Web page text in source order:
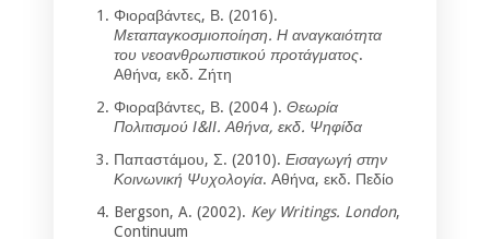
Φιοραβάντες, Β. (2016).
Μεταπαγκοσμιοποίηση. Η αναγκαιότητα
του νεοανθρωπιστικού προτάγματος.
Αθήνα, εκδ. Ζήτη
Φιοραβάντες, Β. (2004 ). Θεωρία
Πολιτισμού Ι&ΙΙ. Αθήνα, εκδ. Ψηφίδα
Παπαστάμου, Σ. (2010). Εισαγωγή στην
Κοινωνική Ψυχολογία. Αθήνα, εκδ. Πεδίο
Bergson, A. (2002). Key Writings. London,
Continuum